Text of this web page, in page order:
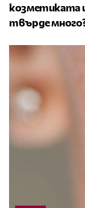
козметиката
твърде